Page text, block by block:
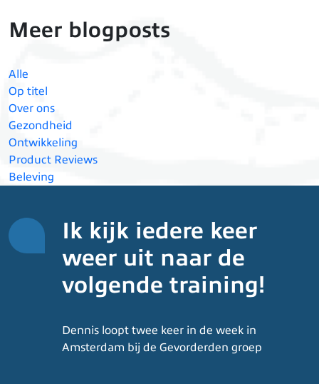
Meer blogposts
Alle
Op titel
Over ons
Gezondheid
Ontwikkeling
Product Reviews
Beleving
Ik kijk iedere keer
weer uit naar de
volgende training!
Dennis loopt twee keer in de week in
Amsterdam bij de Gevorderden groep